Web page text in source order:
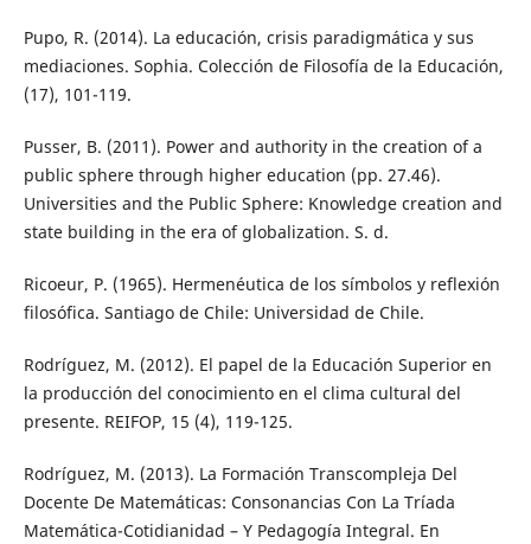
Pupo, R. (2014). La educación, crisis paradigmática y sus
mediaciones. Sophia. Colección de Filosofía de la Educación,
(17), 101-119.
Pusser, B. (2011). Power and authority in the creation of a
public sphere through higher education (pp. 27.46).
Universities and the Public Sphere: Knowledge creation and
state building in the era of globalization. S. d.
Ricoeur, P. (1965). Hermenéutica de los símbolos y reflexión
filosófica. Santiago de Chile: Universidad de Chile.
Rodríguez, M. (2012). El papel de la Educación Superior en
la producción del conocimiento en el clima cultural del
presente. REIFOP, 15 (4), 119-125.
Rodríguez, M. (2013). La Formación Transcompleja Del
Docente De Matemáticas: Consonancias Con La Tríada
Matemática-Cotidianidad – Y Pedagogía Integral. En